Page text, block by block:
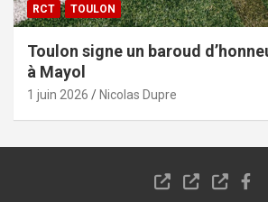
RCT TOULON
Toulon signe un baroud
à Mayol
1 juin 2026 Nicolas Dupre